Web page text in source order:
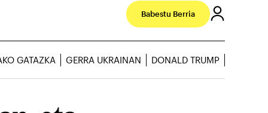
Babestu Berria
GATAZKA GERRA UKRAINAN DONALD TRUMP